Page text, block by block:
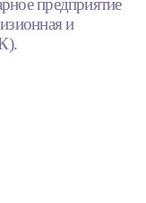
предприятие
и